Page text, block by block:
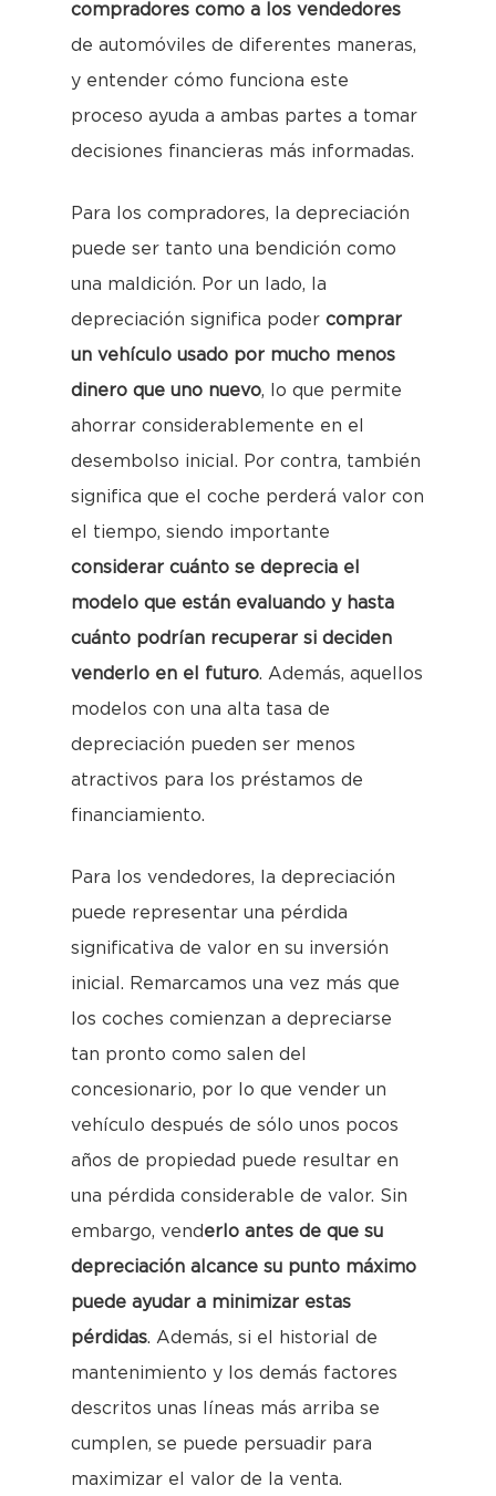
compradores como a los vendedores
de automóviles de diferentes maneras,
y entender cómo funciona este
proceso ayuda a ambas partes a tomar
decisiones financieras más informadas.
Para los compradores, la depreciación
puede ser tanto una bendición como
una maldición. Por un lado, la
depreciación significa poder comprar
un vehículo usado por mucho menos
dinero que uno nuevo, lo que permite
ahorrar considerablemente en el
desembolso inicial. Por contra, también
significa que el coche perderá valor con
el tiempo, siendo importante
considerar cuánto se deprecia el
modelo que están evaluando y hasta
cuánto podrían recuperar si deciden
venderlo en el futuro. Además, aquellos
modelos con una alta tasa de
depreciación pueden ser menos
atractivos para los préstamos de
financiamiento.
Para los vendedores, la depreciación
puede representar una pérdida
significativa de valor en su inversión
inicial. Remarcamos una vez más que
los coches comienzan a depreciarse
tan pronto como salen del
concesionario, por lo que vender un
vehículo después de sólo unos pocos
años de propiedad puede resultar en
una pérdida considerable de valor. Sin
embargo, venderlo antes de que su
depreciación alcance su punto máximo
puede ayudar a minimizar estas
pérdidas. Además, si el historial de
mantenimiento y los demás factores
descritos unas líneas más arriba se
cumplen, se puede persuadir para
maximizar el valor de la venta.